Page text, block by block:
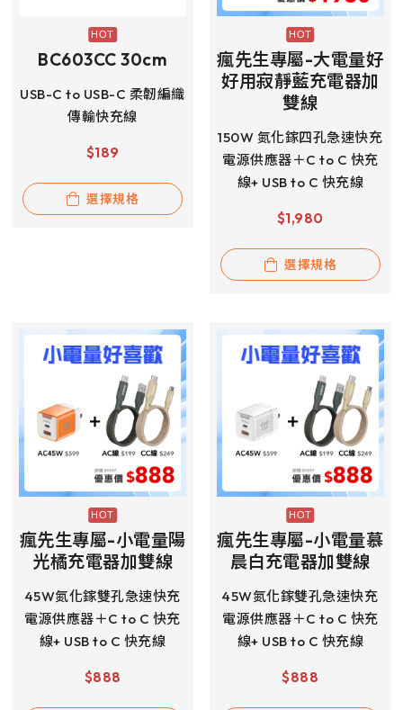
BC603CC 30cm
USB-C to USB-C 柔韌編織
傳輸快充線
$189
選擇規格
瘋先生專屬-大電量好
好用寂靜藍充電器加
雙線
150W 氮化鎵四孔急速快充
電源供應器＋C to C 快充
線+ USB to C 快充線
$1,980
選擇規格
瘋先生專屬-小電量陽
光橘充電器加雙線
45W氮化鎵雙孔急速快充
電源供應器＋C to C 快充
線+ USB to C 快充線
$888
瘋先生專屬-小電量慕
晨白充電器加雙線
45W氮化鎵雙孔急速快充
電源供應器＋C to C 快充
線+ USB to C 快充線
$888